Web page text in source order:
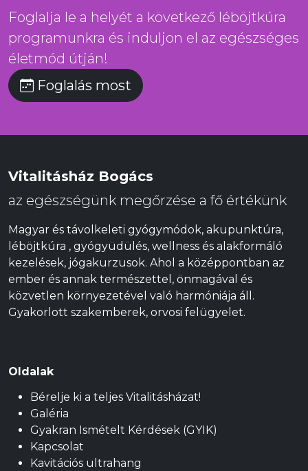
Foglalja le a helyét a következő léböjtkúra
programunkra és induljon el az egészséges
életmód útján!
Foglalás most
Vitalitásház Bogács
az egészségünk megőrzése a fő értékünk
Magyar és távolkeleti gyógymódok, akupunktúra,
léböjtkúra , gyógyüdülés, wellness és alakformáló
kezelések, jógakurzusok. Ahol a középpontban az
ember és annak természettel, önmagával és
közvetlen környezetével való harmóniája áll.
Gyakorlott szakemberek, orvosi felügyelet.
Oldalak
Bérelje ki a teljes Vitalitásházat!
Galéria
Gyakran Ismételt Kérdések (GYIK)
Kapcsolat
Kavitációs ultrahang